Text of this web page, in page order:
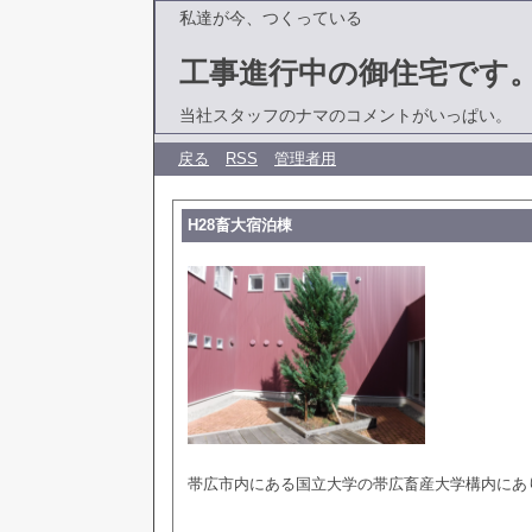
私達が今、つくっている
工事進行中の御住宅です
当社スタッフのナマのコメントがいっぱい。
戻る RSS 管理者用
H28畜大宿泊棟
帯広市内にある国立大学の帯広畜産大学構内に